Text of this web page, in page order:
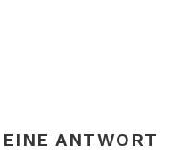
ANTWORT